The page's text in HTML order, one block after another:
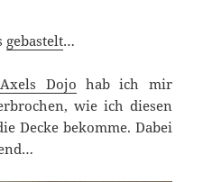
gebastelt…
Dojo hab ich mir
wie ich diesen
Decke bekomme. Dabei